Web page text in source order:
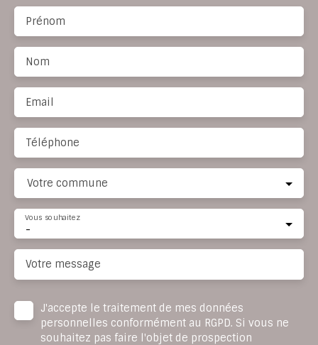
Prénom
Nom
Email
Téléphone
Votre commune
-
Vous souhaitez
Votre message
J'accepte le traitement de mes données
personnelles conformément au RGPD. Si vous ne
souhaitez pas faire l'objet de prospection